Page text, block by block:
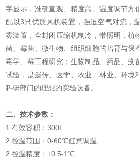
字显示，准确直观、精度高、温度调节方
配以3只优质风机装置，强迫空气对流，
雾装置，全封闭压缩机制冷，带照明，植
菌、霉菌、微生物、组织细胞的培育与保
霉学、霉工程研究；生物制品、药品、疫
试验，是遗传、医学、农业、林业、环境
科研部门的理想的实验设备。
二、技术参数：
1.有效容积：300L
2.控温范围：0-60℃任意调温
2.控温精度：±0.5-1℃